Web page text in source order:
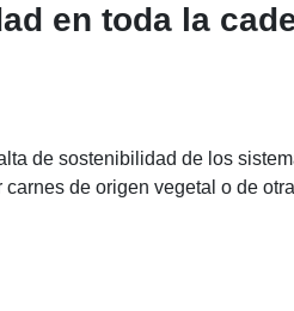
en toda la
de sostenibilidad de los
de origen vegetal o de